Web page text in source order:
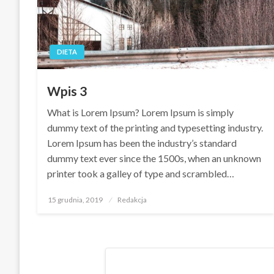
DIETA
Wpis 3
What is Lorem Ipsum? Lorem Ipsum is simply
dummy text of the printing and typesetting industry.
Lorem Ipsum has been the industry’s standard
dummy text ever since the 1500s, when an unknown
printer took a galley of type and scrambled…
Opublikowane
15 grudnia, 2019 Redakcja
Stronicowanie